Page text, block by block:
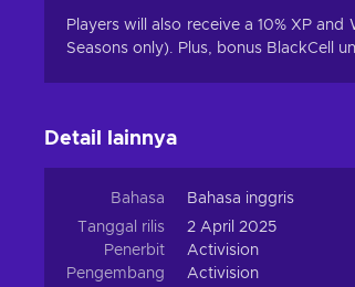
Players will also receive a 10% XP
Seasons only). Plus, bonus BlackCell
Detail lainnya
Bahasa
Bahasa inggris
Tanggal rilis
2 April 2025
Penerbit
Activision
Pengembang
Activision